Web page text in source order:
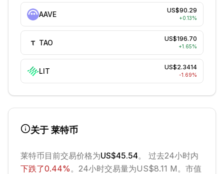
AAVE US$90.29
+0.13%
TAO US$196.70
+1.65%
LIT US$2.3414
-1.69%
关于 莱特币
莱特币目前交易价格为US$45.54。 过去24小时内
下跌了0.44%。 24小时交易量为US$8.11 M。 市值